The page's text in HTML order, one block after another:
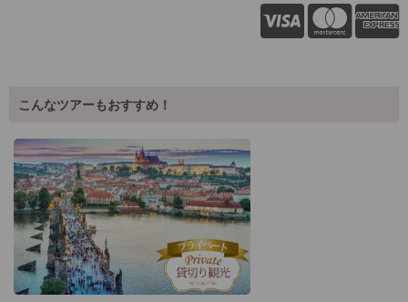
こんなツアーもおすすめ！